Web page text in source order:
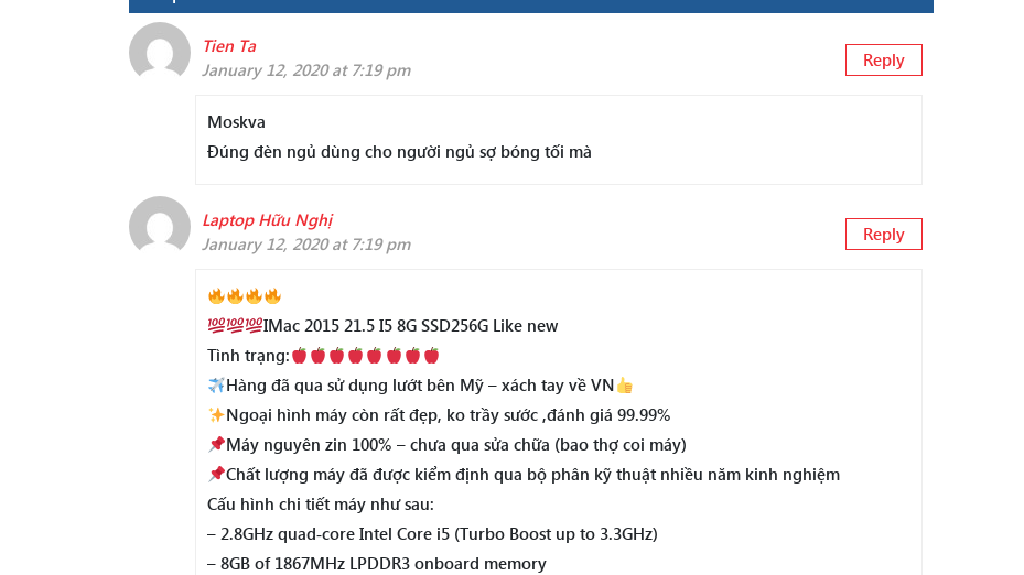
Tien Ta
January 12, 2020 at 7:19 pm
Reply
Moskva
Đúng đèn ngủ dùng cho người ngủ sợ bóng tối mà
Laptop Hữu Nghị
January 12, 2020 at 7:19 pm
Reply
IMac 2015 21.5 I5 8G SSD256G Like new
Tình trạng:
Hàng đã qua sử dụng lướt bên Mỹ – xách tay về VN
Ngoại hình máy còn rất đẹp, ko trầy sước ,đánh giá 99.99%
Máy nguyên zin 100% – chưa qua sửa chữa (bao thợ coi máy)
Chất lượng máy đã được kiểm định qua bộ phân kỹ thuật nhiều năm kinh nghiệm
Cấu hình chi tiết máy như sau:
– 2.8GHz quad‑core Intel Core i5 (Turbo Boost up to 3.3GHz)
– 8GB of 1867MHz LPDDR3 onboard memory